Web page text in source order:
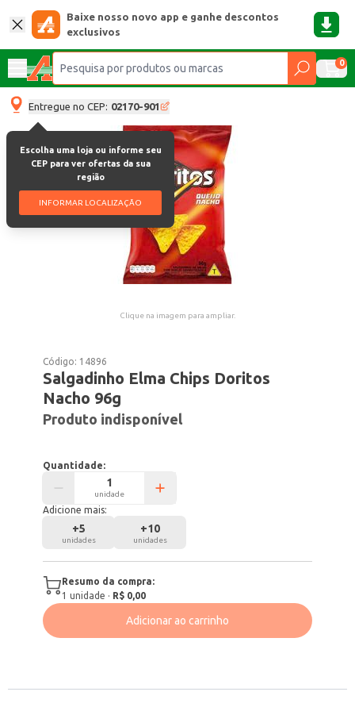
Baixe nosso novo app e ganhe descontos
exclusivos
0
Entregue no CEP: 02170-901
Escolha uma loja ou informe seu
CEP para ver ofertas da sua
região
INFORMAR LOCALIZAÇÃO
Clique na imagem para ampliar.
Código: 14896
Salgadinho Elma Chips Doritos
Nacho 96g
Produto indisponível
Quantidade:
unidade
Adicione mais:
+5
unidades
+10
unidades
Resumo da compra:
1 unidade · R$ 0,00
Adicionar ao carrinho